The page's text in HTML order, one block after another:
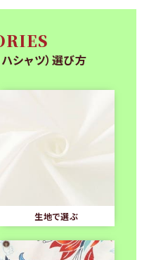
シャツ）選び方
生地で選ぶ